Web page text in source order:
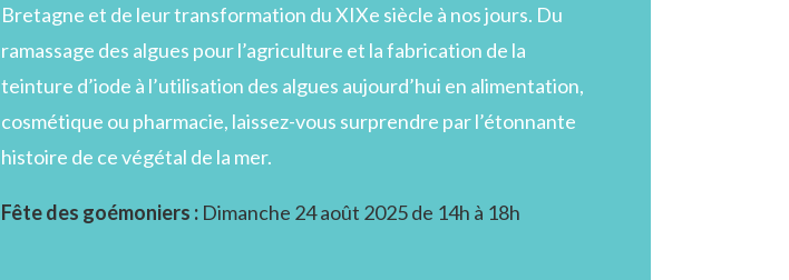
Bretagne et de leur transformation du XIXe siècle à nos jours. Du
ramassage des algues pour l’agriculture et la fabrication de la
teinture d’iode à l’utilisation des algues aujourd’hui en alimentation,
cosmétique ou pharmacie, laissez-vous surprendre par l’étonnante
histoire de ce végétal de la mer.
Fête des goémoniers :Dimanche 24 août 2025 de 14h à 18h